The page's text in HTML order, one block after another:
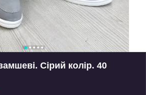
Сірий колір. 40